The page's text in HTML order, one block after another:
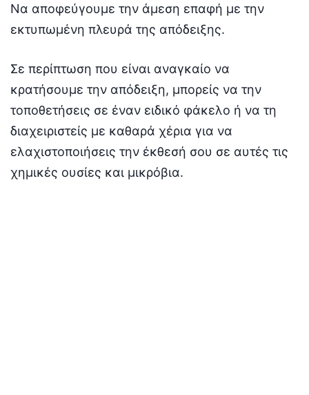
Να αποφεύγουμε την άμεση επαφή με την
εκτυπωμένη πλευρά της απόδειξης.
Σε περίπτωση που είναι αναγκαίο να
κρατήσουμε την απόδειξη, μπορείς να την
τοποθετήσεις σε έναν ειδικό φάκελο ή να τη
διαχειριστείς με καθαρά χέρια για να
ελαχιστοποιήσεις την έκθεσή σου σε αυτές τις
χημικές ουσίες και μικρόβια.